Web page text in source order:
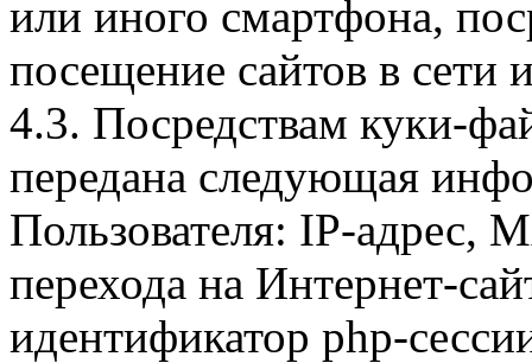
или иного смартфона,
посещение сайтов в сети
4.3. Посредствам куки-
передана следующая
Пользователя: IP-адрес,
перехода на Интернет-
идентификатор php-